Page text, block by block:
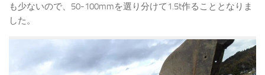
も少ないので、50-100mmを選り分けて1.5t作ることとなりま
した。